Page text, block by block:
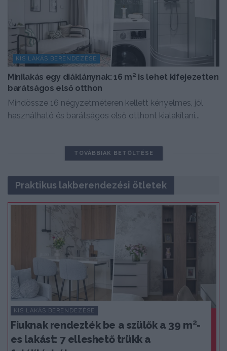
KIS LAKÁS BERENDEZÉSE
Minilakás egy diáklánynak: 16 m² is lehet kifejezetten
barátságos első otthon
Mindössze 16 négyzetméteren kellett kényelmes, jól
használható és barátságos első otthont kialakítani...
TOVÁBBIAK BETÖLTÉSE
Praktikus lakberendezési ötletek
KIS LAKÁS BERENDEZÉSE
Fiuknak rendezték be a szülők a 39 m²-
es lakást: 7 elleshető trükk a